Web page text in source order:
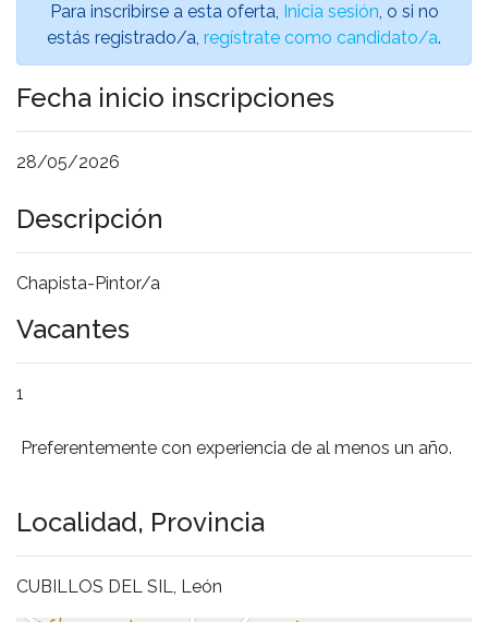
Para inscribirse a esta oferta, Inicia sesión, o si no
estás registrado/a, regístrate como candidato/a.
Fecha inicio inscripciones
28/05/2026
Descripción
Chapista-Pintor/a
Vacantes
1
Preferentemente con experiencia de al menos un año.
Localidad, Provincia
CUBILLOS DEL SIL, León